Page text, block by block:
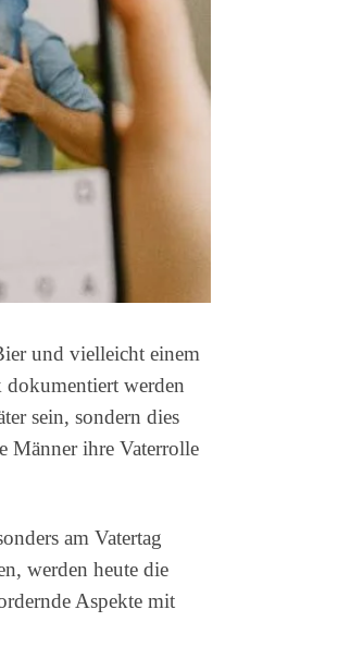
und vielleicht einem
dokumentiert werden
sein, sondern dies
Männer ihre Vaterrolle
am Vatertag
werden heute die
Aspekte mit